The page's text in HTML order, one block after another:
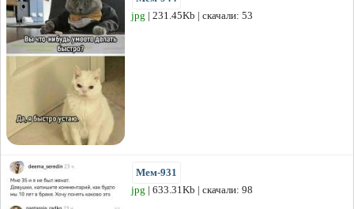
jpg | 231.45Kb | скачали: 53
Мем-931
jpg | 633.31Kb | скачали: 98